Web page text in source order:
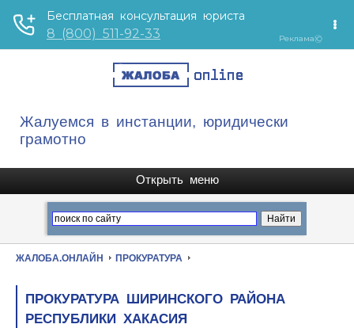
Жалуемся в инстанции, юридически
грамотно
ЖАЛОБА.ОНЛАЙН ПРОКУРАТУРА
ПРОКУРАТУРА ШИРИНСКОГО РАЙОНА
РЕСПУБЛИКИ ХАКАСИЯ